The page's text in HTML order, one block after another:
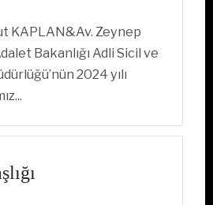
KAPLAN&Av. Zeynep
Bakanlığı Adli Sicil ve
2024 yılı